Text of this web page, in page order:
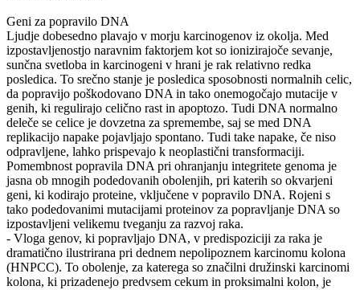
Geni za popravilo DNA
Ljudje dobesedno plavajo v morju karcinogenov iz okolja. Med
izpostavljenostjo naravnim faktorjem kot so ionizirajoče sevanje,
sunčna svetloba in karcinogeni v hrani je rak relativno redka
posledica. To srečno stanje je posledica sposobnosti normalnih celic,
da popravijo poškodovano DNA in tako onemogočajo mutacije v
genih, ki regulirajo celično rast in apoptozo. Tudi DNA normalno
deleče se celice je dovzetna za spremembe, saj se med DNA
replikacijo napake pojavljajo spontano. Tudi take napake, če niso
odpravljene, lahko prispevajo k neoplastični transformaciji.
Pomembnost popravila DNA pri ohranjanju integritete genoma je
jasna ob mnogih podedovanih obolenjih, pri katerih so okvarjeni
geni, ki kodirajo proteine, vključene v popravilo DNA. Rojeni s
tako podedovanimi mutacijami proteinov za popravljanje DNA so
izpostavljeni velikemu tveganju za razvoj raka.
- Vloga genov, ki popravljajo DNA, v predispoziciji za raka je
dramatično ilustrirana pri dednem nepolipoznem karcinomu kolona
(HNPCC). To obolenje, za katerega so značilni družinski karcinomi
kolona, ki prizadenejo predvsem cekum in proksimalni kolon, je